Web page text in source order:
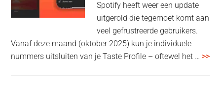
en
1000XM6
nieuwe
Spotify heeft weer een update
uitgerold die tegemoet komt aan
veel gefrustreerde gebruikers.
Vanaf deze maand (oktober 2025) kun je individuele
nummers uitsluiten van je Taste Profile – oftewel het … >>